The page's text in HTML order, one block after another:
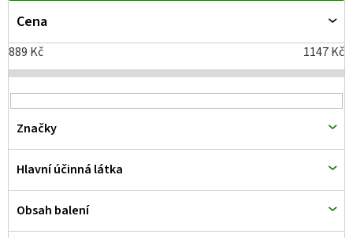
Cena
889 Kč 1147Kč
Značky
Hlavní účinná látka
Obsah balení
p
i
s
p
r
o
d
u
k